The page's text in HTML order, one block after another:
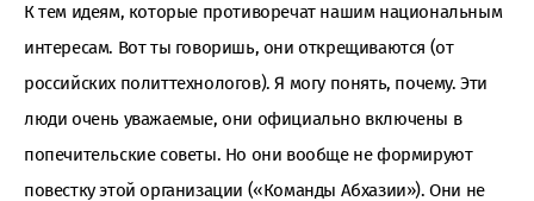
К тем идеям, которые противоречат нашим национальным
интересам. Вот ты говоришь, они открещиваются (от
российских политтехнологов). Я могу понять, почему. Эти
люди очень уважаемые, они официально включены в
попечительские советы. Но они вообще не формируют
повестку этой организации («Команды Абхазии»). Они не